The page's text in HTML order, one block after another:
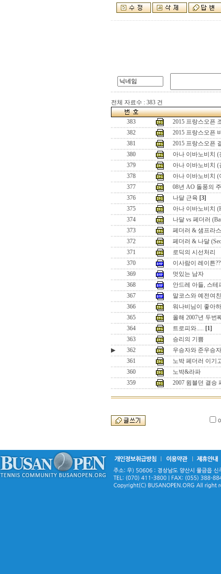
전체 자료수 : 383 건
383
2015 프랑스오픈
382
2015 프랑스오픈
381
2015 프랑스오픈
380
아나 이바노비치 (
379
아나 이바노비치
378
아나 이바노비치 (
377
08년 AO 돌풍의
376
나달 근육 [3]
375
아나 이바노비치
374
나달 vs 페더러
373
페더러 & 샘프라
372
페더러 & 나달
371
로딕의 시선처리
370
이사람이 레이튼
369
멋있는 남자
368
안드레 아들, 스테
367
말코스와 예전여친
366
워나비님이 좋아
365
올해 2007년 두번
364
트로피와..... [1]
363
승리의 기쁨
▶
362
우승자와 준우승자
361
노박 페더러 이기
360
노박&라파
359
2007 윔블던 결승